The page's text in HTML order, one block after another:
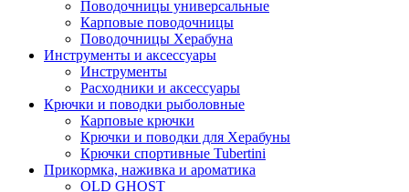
Поводочницы универсальные
Карповые поводочницы
Поводочницы Херабуна
Инструменты и аксессуары
Инструменты
Расходники и аксессуары
Крючки и поводки рыболовные
Карповые крючки
Крючки и поводки для Херабуны
Крючки спортивные Tubertini
Прикормка, наживка и ароматика
OLD GHOST